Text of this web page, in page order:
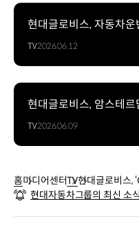
현대글로비스, 자동차
TV2026.06.12
현대글로비스, 암스테
TV2026.06.09
홈미디어센터TV현대글로비스,
현대자동차그룹의 최신 소